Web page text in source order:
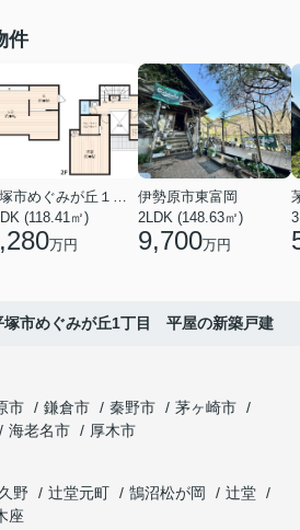
件
平塚市めぐみが丘１丁目
(118.41㎡)
万円
伊勢原市東富岡
2LDK (148.63㎡)
9,700万円
塚市めぐみが丘1丁目 平屋の新築戸建
市 鎌倉市 秦野市
茅ヶ崎市
海老名市
厚木市
久野 辻堂元町 鵠沼松が岡
辻堂
座